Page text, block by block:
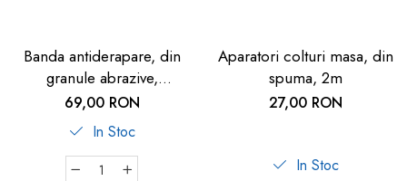
Banda antiderapare, din
granule abrazive,
autoadeziva, 5m, neagra
69,00 RON
In Stoc
Aparatori colturi masa, din
spuma, 2m
27,00 RON
In Stoc